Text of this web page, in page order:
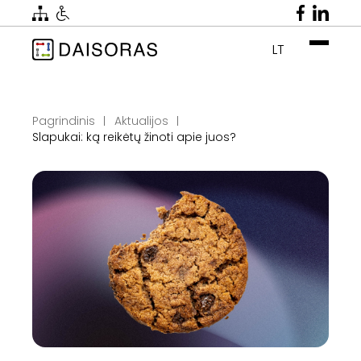
LT
Pagrindinis
Aktualijos
Slapukai: ką reikėtų žinoti apie juos?